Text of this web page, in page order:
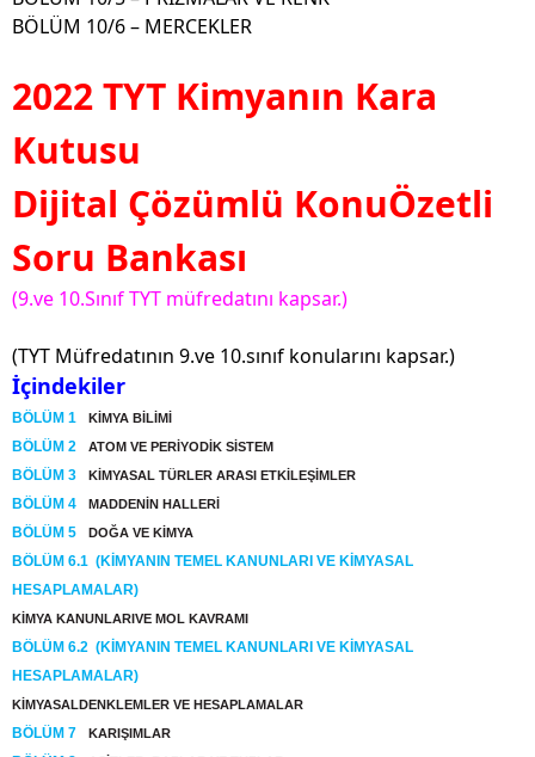
BÖLÜM 10/6 – MERCEKLER
2022 TYT Kimyanın Kara
Kutusu
Dijital Çözümlü KonuÖzetli
Soru Bankası
(9.ve 10.Sınıf TYT müfredatını kapsar.)
(TYT Müfredatının 9.ve 10.sınıf konularını kapsar.)
İçindekiler
BÖLÜM 1 KİMYA BİLİMİ
BÖLÜM 2 ATOM VE PERİYODİK SİSTEM
BÖLÜM 3 KİMYASAL TÜRLER ARASI ETKİLEŞİMLER
BÖLÜM 4 MADDENİN HALLERİ
BÖLÜM 5 DOĞA VE KİMYA
BÖLÜM 6.1 (KİMYANIN TEMEL KANUNLARI VE KİMYASAL
HESAPLAMALAR)
KİMYA KANUNLARIVE MOL KAVRAMI
BÖLÜM 6.2 (KİMYANIN TEMEL KANUNLARI VE KİMYASAL
HESAPLAMALAR)
KİMYASALDENKLEMLER VE HESAPLAMALAR
BÖLÜM 7 KARIŞIMLAR